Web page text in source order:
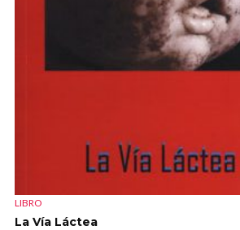
LIBRO
La Vía Láctea